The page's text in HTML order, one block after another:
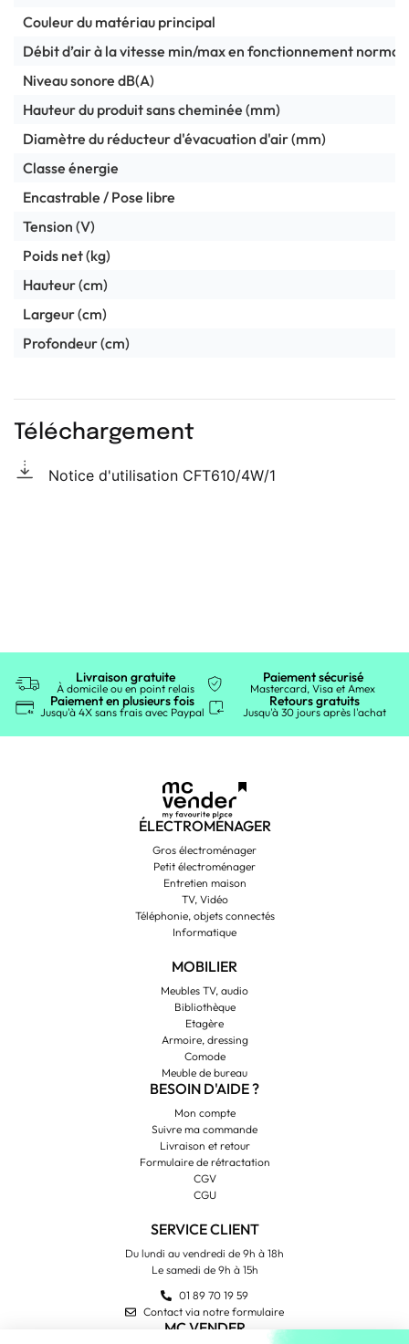
Couleur du matériau principal
Débit d’air à la vitesse min/max en fonctionnement
Niveau sonore dB(A)
Hauteur du produit sans cheminée (mm)
Diamètre du réducteur d'évacuation d'air (mm)
Classe énergie
Encastrable / Pose libre
Tension (V)
Poids net (kg)
Hauteur (cm)
Largeur (cm)
Profondeur (cm)
Téléchargement
Notice d'utilisation CFT610/4W/1
Livraison gratuite
À domicile ou en point relais
Paiement sécurisé
Mastercard, Visa et Amex
Paiement en plusieurs fois
Jusqu'à 4X sans frais avec Paypal
Retours gratuits
Jusqu'à 30 jours après l'achat
ÉLECTROMÉNAGER
Gros électroménager
Petit électroménager
Entretien maison
TV, Vidéo
Téléphonie, objets connectés
Informatique
MOBILIER
Meubles TV, audio
Bibliothèque
Etagère
Armoire, dressing
Comode
Meuble de bureau
BESOIN D'AIDE ?
Mon compte
Suivre ma commande
Livraison et retour
Formulaire de rétractation
CGV
CGU
SERVICE CLIENT
Du lundi au vendredi de 9h à 18h
Le samedi de 9h à 15h
01 89 70 19 59
Contact via notre formulaire
MC VENDER